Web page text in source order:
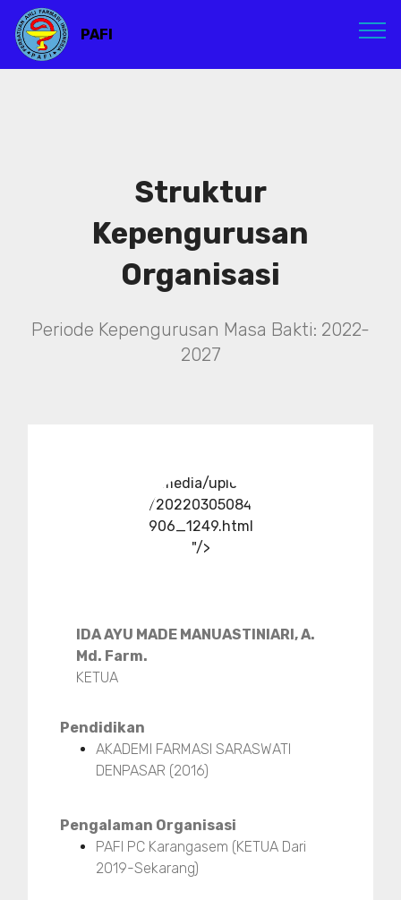
PAFI
Struktur
Kepengurusan
Organisasi
Periode Kepengurusan Masa Bakti: 2022-
2027
../media/upload
/20220305084
906_1249.html
"/>
IDA AYU MADE MANUASTINIARI, A.
Md. Farm.
KETUA
Pendidikan
AKADEMI FARMASI SARASWATI
DENPASAR (2016)
Pengalaman Organisasi
PAFI PC Karangasem (KETUA Dari
2019-Sekarang)